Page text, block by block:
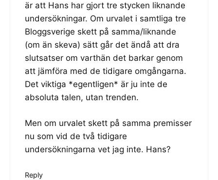
är att Hans har gjort tre stycken liknande
undersökningar. Om urvalet i samtliga tre
Bloggsverige skett på samma/liknande
(om än skeva) sätt går det ändå att dra
slutsatser om varthän det barkar genom
att jämföra med de tidigare omgångarna.
Det viktiga *egentligen* är ju inte de
absoluta talen, utan trenden.
Men om urvalet skett på samma premisser
nu som vid de två tidigare
undersökningarna vet jag inte. Hans?
Reply